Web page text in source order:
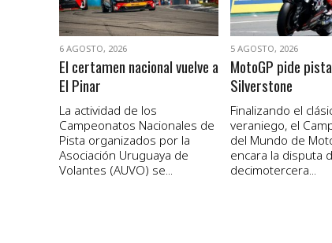
6 AGOSTO, 2026
El certamen nacional vuelve a
El Pinar
La actividad de los
Campeonatos Nacionales de
Pista organizados por la
Asociación Uruguaya de
Volantes (AUVO) se...
5 AGOSTO, 2026
MotoGP pide
Silverstone
Finalizando el
veraniego, el
del Mundo de
encara la disputa
decimotercera...